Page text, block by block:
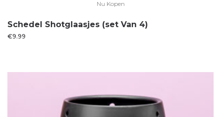
Nu Kopen
Schedel Shotglaasjes (set Van 4)
€9.99